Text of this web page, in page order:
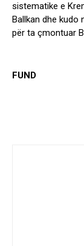
sistematike e
Ballkan dhe kudo
për ta çmontuar
FUND